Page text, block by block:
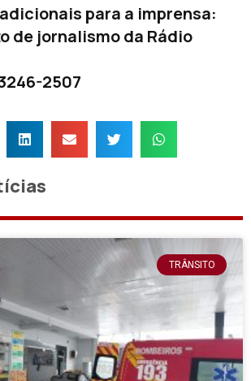
para a imprensa:
de jornalismo da Rádio
2507
TRÂNSITO